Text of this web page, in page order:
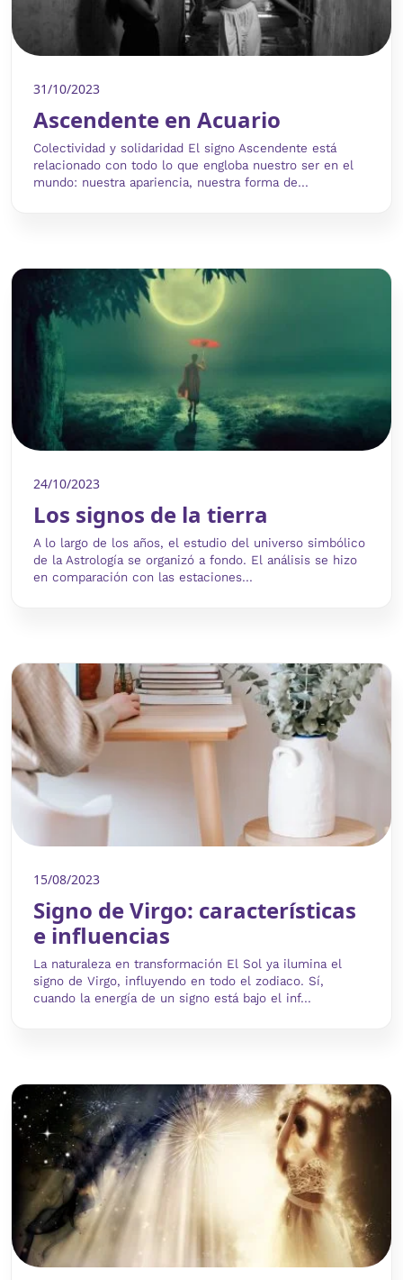
31/10/2023
Ascendente en Acuario
Colectividad y solidaridad El signo Ascendente está
relacionado con todo lo que engloba nuestro ser en el
mundo: nuestra apariencia, nuestra forma de...
24/10/2023
Los signos de la tierra
A lo largo de los años, el estudio del universo simbólico
de la Astrología se organizó a fondo. El análisis se hizo
en comparación con las estaciones...
15/08/2023
Signo de Virgo: características
e influencias
La naturaleza en transformación El Sol ya ilumina el
signo de Virgo, influyendo en todo el zodiaco. Sí,
cuando la energía de un signo está bajo el inf...